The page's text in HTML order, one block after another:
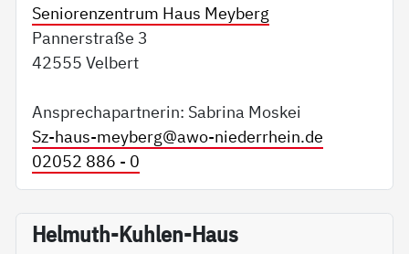
Seniorenzentrum Haus Meyberg
Pannerstraße 3
42555 Velbert
Ansprechapartnerin: Sabrina Moskei
Sz-haus-meyberg@awo-niederrhein.de
02052 886 - 0
Helmuth-Kuhlen-Haus